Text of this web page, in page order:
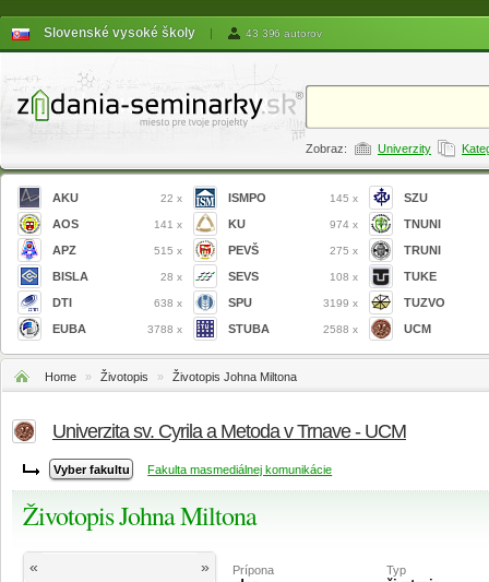
Slovenské vysoké školy | 43 396 autorov
Zobraz: Univerzity
AKU 22 x
AOS 141 x
APZ 515 x
BISLA 28 x
DTI 638 x
EUBA 3788 x
ISMPO 145 x
KU 974 x
PEVŠ 275 x
SEVS 108 x
SPU 3199 x
STUBA 2588 x
SZU
TNUNI
TRUNI
TUKE
TUZVO
UCM
Home » Životopis » Životopis Johna Miltona
Univerzita sv. Cyrila a Metoda v Trnave - UCM
Fakulta masmediálnej komunikácie
Životopis Johna Miltona
« » Prípona Typ